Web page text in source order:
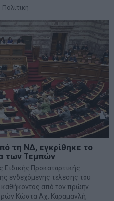
Πολιτική
τη ΝΔ, εγκρίθηκε το
των Τεμπών
Ειδικής Προκαταρτικής
ενδεχόμενης τέλεσης του
από τον πρώην
Κώστα Αχ. Καραμανλή,